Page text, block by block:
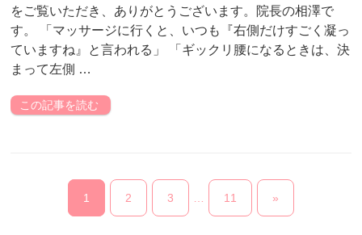
をご覧いただき、ありがとうございます。院長の相澤で
す。 「マッサージに行くと、いつも『右側だけすごく凝っ
ていますね』と言われる」 「ギックリ腰になるときは、決
まって左側 …
この記事を読む
1 2 3 11 »